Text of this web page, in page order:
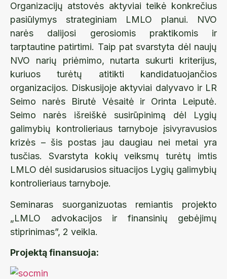
Organizacijų atstovės aktyviai teikė konkrečius
pasiūlymys strateginiam LMLO planui. NVO
narės dalijosi gerosiomis praktikomis ir
tarptautine patirtimi. Taip pat svarstyta dėl naujų
NVO narių priėmimo, nutarta sukurti kriterijus,
kuriuos turėtų atitikti kandidatuojančios
organizacijos. Diskusijoje aktyviai dalyvavo ir LR
Seimo narės Birutė Vėsaitė ir Orinta Leiputė.
Seimo narės išreiškė susirūpinimą dėl Lygių
galimybių kontrolieriaus tarnyboje įsivyravusios
krizės – šis postas jau daugiau nei metai yra
tusčias. Svarstyta kokių veiksmų turėtų imtis
LMLO dėl susidarusios situacijos Lygių galimybių
kontrolieriaus tarnyboje.
Seminaras suorganizuotas remiantis projekto
„LMLO advokacijos ir finansinių gebėjimų
stiprinimas”, 2 veikla.
Projektą finansuoja: